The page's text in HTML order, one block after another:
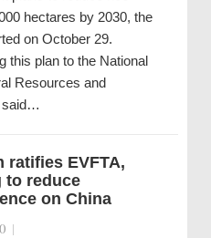
hectares by 2030, the
on October 29.
this plan to the National
Resources and
said…
ratifies EVFTA,
to reduce
on China
|